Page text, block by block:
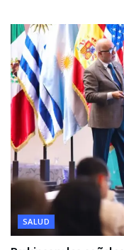
SALUD